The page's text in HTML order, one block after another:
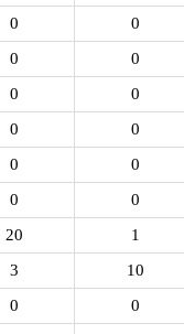
0 0
0 0
0 0
0 0
0 0
0 0
20 1
3 10
0 0